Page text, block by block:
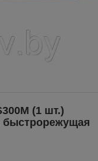
(1 шт.)
быстрорежущая